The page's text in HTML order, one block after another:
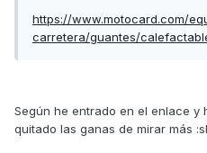
https://www.motocard.com/
carretera/guantes/
Según he entrado en el enlace y
quitado las ganas de mirar más